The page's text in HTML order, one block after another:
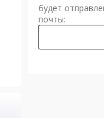
будет
почты: